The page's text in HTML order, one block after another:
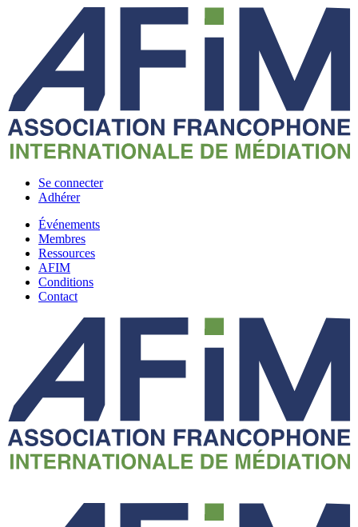
Se connecter
Adhérer
Événements
Membres
Ressources
AFIM
Conditions
Contact